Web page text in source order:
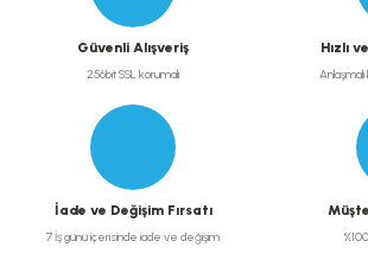
Güvenli Alışveriş
256bit SSL korumalı
Hızlı
İade ve Değişim Fırsatı
7 İş günü içerisinde iade ve değişim